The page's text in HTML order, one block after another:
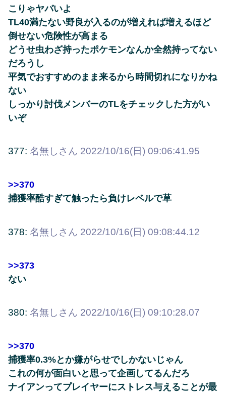
こりゃヤバいよ
TL40満たない野良が入るのが増えれば増えるほど
倒せない危険性が高まる
どうせ虫わざ持ったポケモンなんか全然持ってない
だろうし
平気でおすすめのまま来るから時間切れになりかね
ない
しっかり討伐メンバーのTLをチェックした方がい
いぞ
377: 名無しさん 2022/10/16(日) 09:06:41.95
>>370
捕獲率酷すぎて触ったら負けレベルで草
378: 名無しさん 2022/10/16(日) 09:08:44.12
>>373
ない
380: 名無しさん 2022/10/16(日) 09:10:28.07
>>370
捕獲率0.3%とか嫌がらせでしかないじゃん
これの何が面白いと思って企画してるんだろ
ナイアンってプレイヤーにストレス与えることが最